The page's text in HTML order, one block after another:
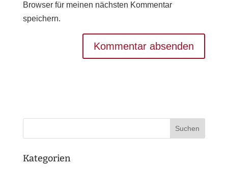
Browser für meinen nächsten Kommentar
speichern.
Kategorien